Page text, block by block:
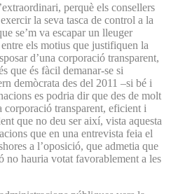
perquè els consellers
la seva tasca de control a la
se’m va escapar un lleuger
els motius que justifiquen la
d’una corporació transparent,
que és fàcil demanar-se si
demòcrata des del 2011 –si bé i
es podria dir que des de molt
transparent, eficient i
que no deu ser així, vista aquesta
que en una entrevista feia el
a l’oposició, que admetia que
no hauria votat favorablement a les